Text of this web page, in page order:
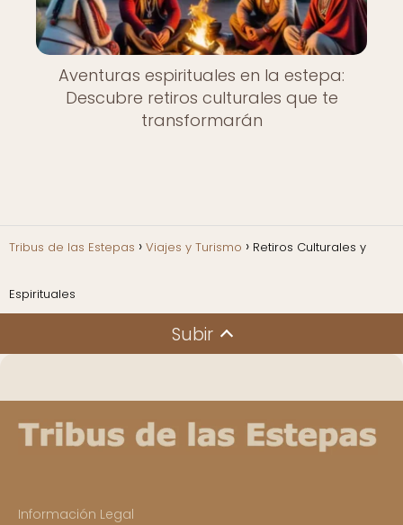
Aventuras espirituales en la estepa:
Descubre retiros culturales que te
transformarán
Tribus de las Estepas Viajes y Turismo Retiros Culturales y
Espirituales
Subir
Información Legal